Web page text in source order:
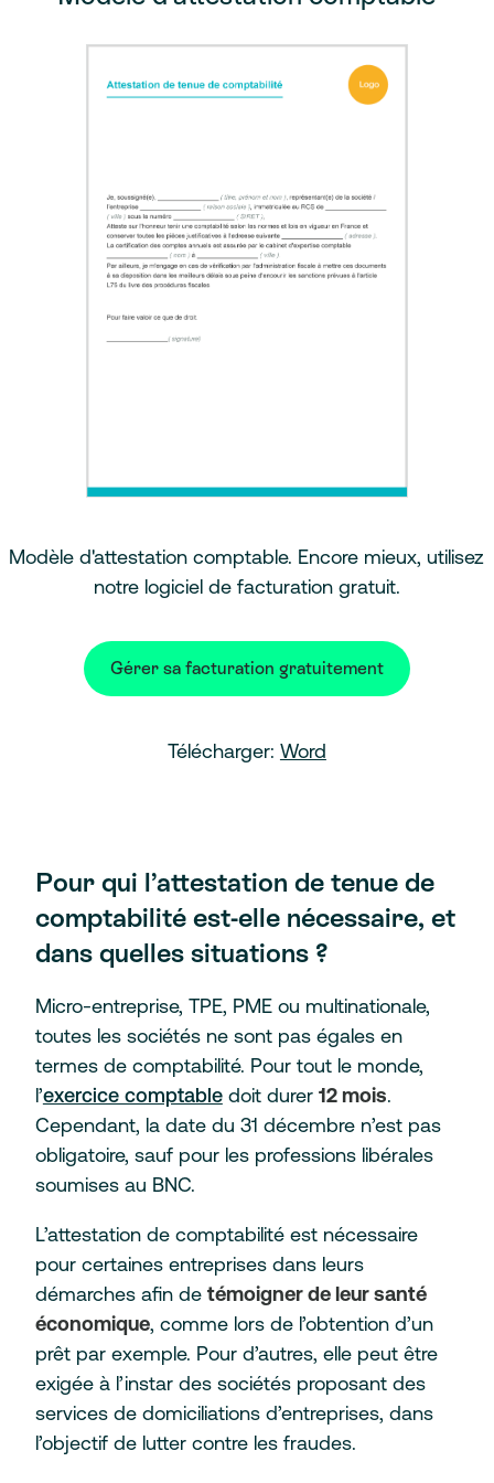
Modèle d'attestation comptable. Encore mieux, utilisez
notre logiciel de facturation gratuit.
Gérer sa facturation gratuitement
Télécharger: Word
Pour qui l’attestation de tenue de
comptabilité est-elle nécessaire, et
dans quelles situations ?
Micro-entreprise, TPE, PME ou multinationale,
toutes les sociétés ne sont pas égales en
termes de comptabilité. Pour tout le monde,
l’exercice comptabledoit durer 12 mois.
Cependant, la date du 31 décembre n’est pas
obligatoire, sauf pour les professions libérales
soumises au BNC.
L’attestation de comptabilité est nécessaire
pour certaines entreprises dans leurs
démarches afin de témoigner de leur santé
économique, comme lors de l’obtention d’un
prêt par exemple. Pour d’autres, elle peut être
exigée à l’instar des sociétés proposant des
services de domiciliations d’entreprises, dans
l’objectif de lutter contre les fraudes.